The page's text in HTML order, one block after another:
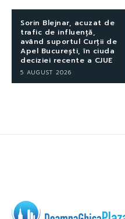
Sorin Blejnar, acuzat de
trafic de influență,
având suportul Curții de
Apel București, în ciuda
deciziei recente a CJUE
5 AUGUST 2026